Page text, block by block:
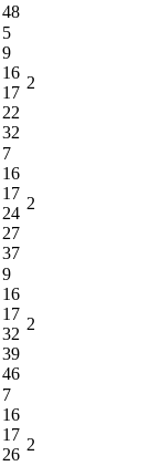
48
5
9
16
17
22
32
2
7
16
17
24
27
37
2
9
16
17
32
39
46
2
7
16
17
26
2